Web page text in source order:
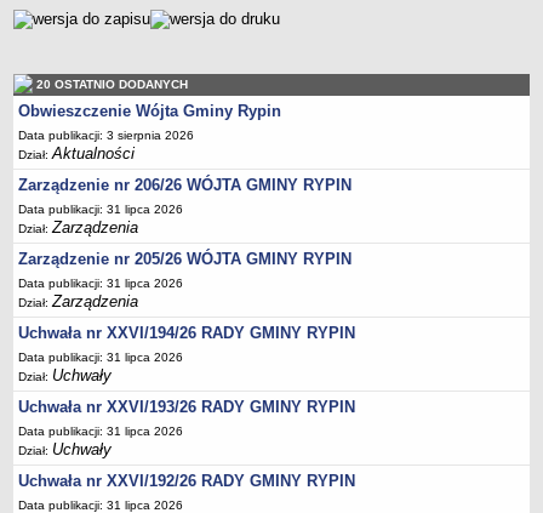
Dane teleadresowe
Czas pracy urzędu
Nr konta bankowego, NIP, REGON
Pracownicy urzędu - urząd gminy
Pracownicy urzędu - baza magazynowo - warsztatowa
Kompetencje referatów
Regulamin organizacyjny
Regulamin naboru na wolne stanowiska urzędnicze
Ogłoszenia o naborze na wolne stanowiska urzędnicze
Lista kandydatów spełniających wymagania formalne w naborach na
wolne stanowiska urzędnicze
Wyniki naboru na wolne stanowiska urzędnicze
Petycje
Sygnaliści
Galeria
20 OSTATNIO DODANYCH
Obwieszczenie Wójta Gminy Rypin
Data publikacji: 3 sierpnia 2026
Dział:Aktualności
Zarządzenie nr 206/26 WÓJTA GMINY RYPIN
Data publikacji: 31 lipca 2026
Dział:Zarządzenia
Zarządzenie nr 205/26 WÓJTA GMINY RYPIN
Data publikacji: 31 lipca 2026
Dział:Zarządzenia
Uchwała nr XXVI/194/26 RADY GMINY RYPIN
Data publikacji: 31 lipca 2026
Dział: Uchwały
Uchwała nr XXVI/193/26 RADY GMINY RYPIN
Data publikacji: 31 lipca 2026
Dział: Uchwały
Uchwała nr XXVI/192/26 RADY GMINY RYPIN
Data publikacji: 31 lipca 2026